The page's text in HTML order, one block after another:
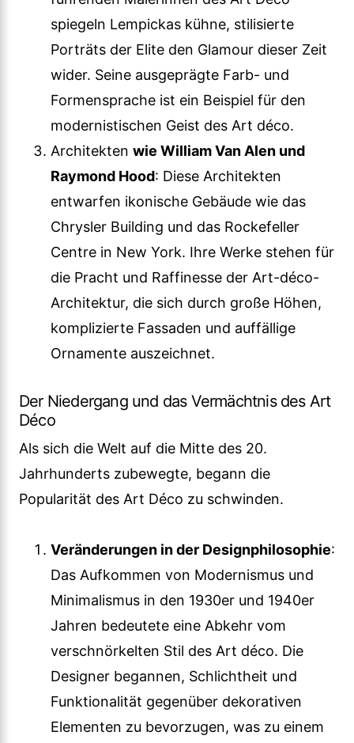
spiegeln Lempickas kühne, stilisierte
Porträts der Elite den Glamour dieser Zeit
wider. Seine ausgeprägte Farb- und
Formensprache ist ein Beispiel für den
modernistischen Geist des Art déco.
Architekten wie William Van Alen und
Raymond Hood: Diese Architekten
entwarfen ikonische Gebäude wie das
Chrysler Building und das Rockefeller
Centre in New York. Ihre Werke stehen für
die Pracht und Raffinesse der Art-déco-
Architektur, die sich durch große Höhen,
komplizierte Fassaden und auffällige
Ornamente auszeichnet.
Der Niedergang und das Vermächtnis des Art
Déco
Als sich die Welt auf die Mitte des 20.
Jahrhunderts zubewegte, begann die
Popularität des Art Déco zu schwinden.
Veränderungen in der Designphilosophie:
Das Aufkommen von Modernismus und
Minimalismus in den 1930er und 1940er
Jahren bedeutete eine Abkehr vom
verschnörkelten Stil des Art déco. Die
Designer begannen, Schlichtheit und
Funktionalität gegenüber dekorativen
Elementen zu bevorzugen, was zu einem